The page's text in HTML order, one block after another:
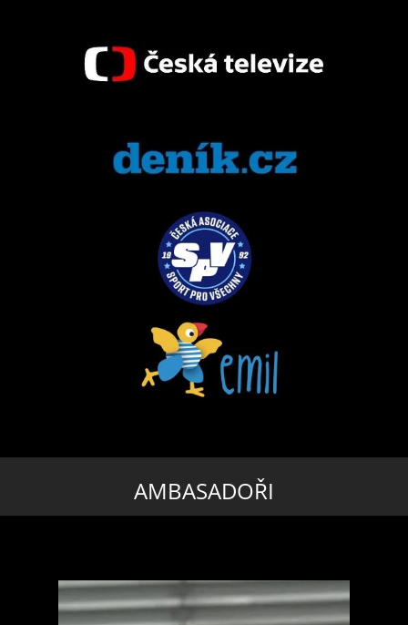
AMBASADOŘI